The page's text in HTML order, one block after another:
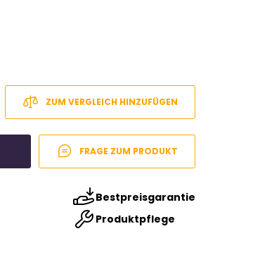
ZUM VERGLEICH HINZUFÜGEN
FRAGE ZUM PRODUKT
Bestpreisgarantie
Produktpflege